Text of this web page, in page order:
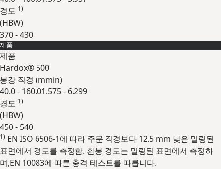
경도 1)
(HBW)
370 - 430
확장
제품
제품
Hardox® 500
봉강 직경 (mmin)
40.0 - 160.01.575 - 6.299
경도 1)
(HBW)
450 - 540
확장
1) EN ISO 6506-1에 따라 주문 직경보다 12.5 mm 낮은 밀링된
표면에서 경도를 측정함. 환봉 경도는 밀링된 표면에서 측정하
며,EN 10083에 따른 충격 테스트를 따릅니다.